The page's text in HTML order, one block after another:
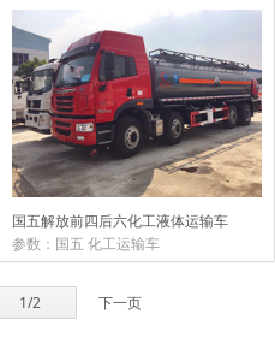
国五解放前四后六化工液体运输车
参数：国五 化工运输车
1/2 下一页